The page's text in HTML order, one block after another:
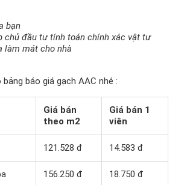
bạn
chủ đầu tư tính toán chính xác vật tư
làm mát cho nhà
báo giá gạch AAC nhé :
Giá bán
theo m2
Giá bán 1
viên
121.528 đ 14.583 đ
156.250 đ 18.750 đ